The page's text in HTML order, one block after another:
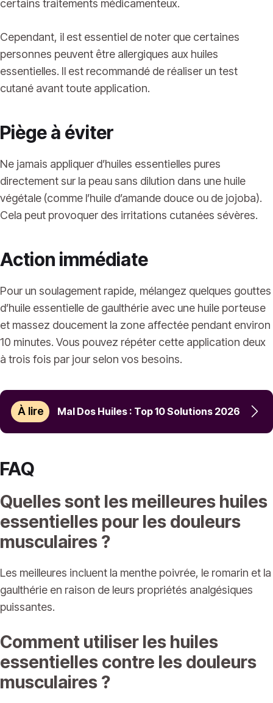
certains traitements médicamenteux.
Cependant, il est essentiel de noter que certaines
personnes peuvent être allergiques aux huiles
essentielles. Il est recommandé de réaliser un test
cutané avant toute application.
Piège à éviter
Ne jamais appliquer d’huiles essentielles pures
directement sur la peau sans dilution dans une huile
végétale (comme l’huile d’amande douce ou de jojoba).
Cela peut provoquer des irritations cutanées sévères.
Action immédiate
Pour un soulagement rapide, mélangez quelques gouttes
d’huile essentielle de gaulthérie avec une huile porteuse
et massez doucement la zone affectée pendant environ
10 minutes. Vous pouvez répéter cette application deux
à trois fois par jour selon vos besoins.
À lire Mal Dos Huiles : Top 10 Solutions 2026
FAQ
Quelles sont les meilleures huiles
essentielles pour les douleurs
musculaires ?
Les meilleures incluent la menthe poivrée, le romarin et la
gaulthérie en raison de leurs propriétés analgésiques
puissantes.
Comment utiliser les huiles
essentielles contre les douleurs
musculaires ?